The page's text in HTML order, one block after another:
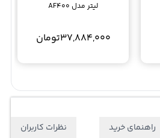
لیتر مدل AF400
37,884,000تومان
راهنمای خرید نظرات کاربران